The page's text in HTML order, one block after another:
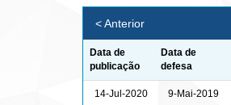
< Anterior
Data de
publicação
Data de
defesa
14-Jul-2020 9-Mai-2019